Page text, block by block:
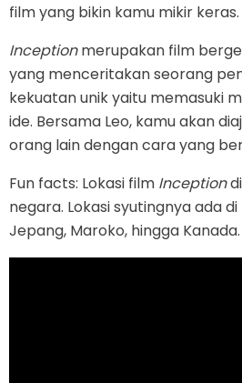
film yang bikin kamu mikir keras.
Inceptionmerupakan film
yang menceritakan seorang
kekuatan unik yaitu memasuki
ide. Bersama Leo, kamu akan
orang lain dengan cara yang
Fun facts: Lokasi film Inception
negara. Lokasi syutingnya ada
Jepang, Maroko, hingga Kanada.